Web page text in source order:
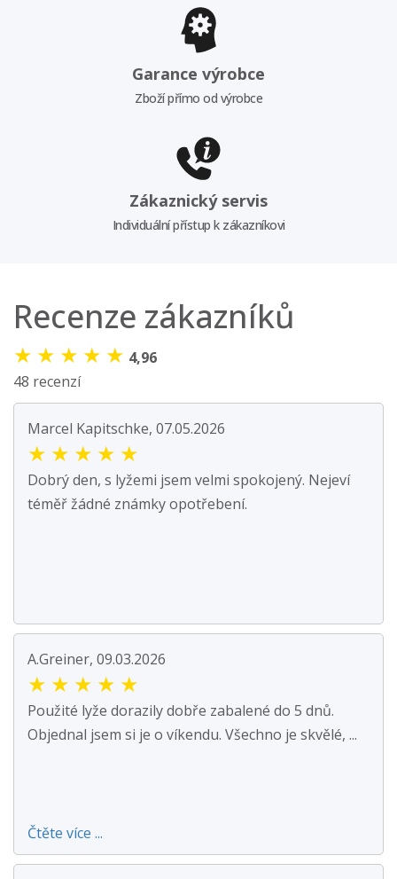
Garance výrobce
Zboží přímo od výrobce
Zákaznický servis
Individuální přístup k zákazníkovi
Recenze zákazníků
★ ★ ★ ★ ★ 4,96
48 recenzí
Marcel Kapitschke, 07.05.2026
★ ★ ★ ★ ★
Dobrý den, s lyžemi jsem velmi spokojený. Nejeví
téměř žádné známky opotřebení.
A.Greiner, 09.03.2026
★ ★ ★ ★ ★
Použité lyže dorazily dobře zabalené do 5 dnů.
Objednal jsem si je o víkendu. Všechno je skvělé, ...
Čtěte více ...